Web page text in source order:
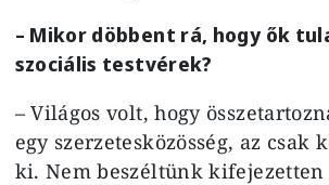
– Mikor döbbent rá, hogy ők
szociális testvérek?
– Világos volt, hogy
egy szerzetesközösség, az csak
ki. Nem beszéltünk kifejezetten